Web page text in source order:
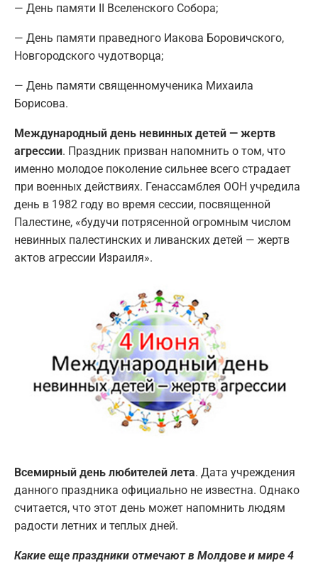
— День памяти II Вселенского Собора;
— День памяти праведного Иакова Боровичского,
Новгородского чудотворца;
— День памяти священномученика Михаила
Борисова.
Международный день невинных детей — жертв
агрессии. Праздник призван напомнить о том, что
именно молодое поколение сильнее всего страдает
при военных действиях. Генассамблея ООН учредила
день в 1982 году во время сессии, посвященной
Палестине, «будучи потрясенной огромным числом
невинных палестинских и ливанских детей — жертв
актов агрессии Израиля».
Всемирный день любителей лета. Дата учреждения
данного праздника официально не известна. Однако
считается, что этот день может напомнить людям
радости летних и теплых дней.
Какие еще праздники отмечают в Молдове и мире 4